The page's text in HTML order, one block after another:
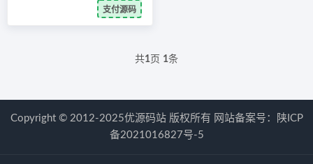
支付源码
共1 页 1条
Copyright © 2012-2025优源码站 版权所有 网站备案号：
陕ICP
备2021016827号-5